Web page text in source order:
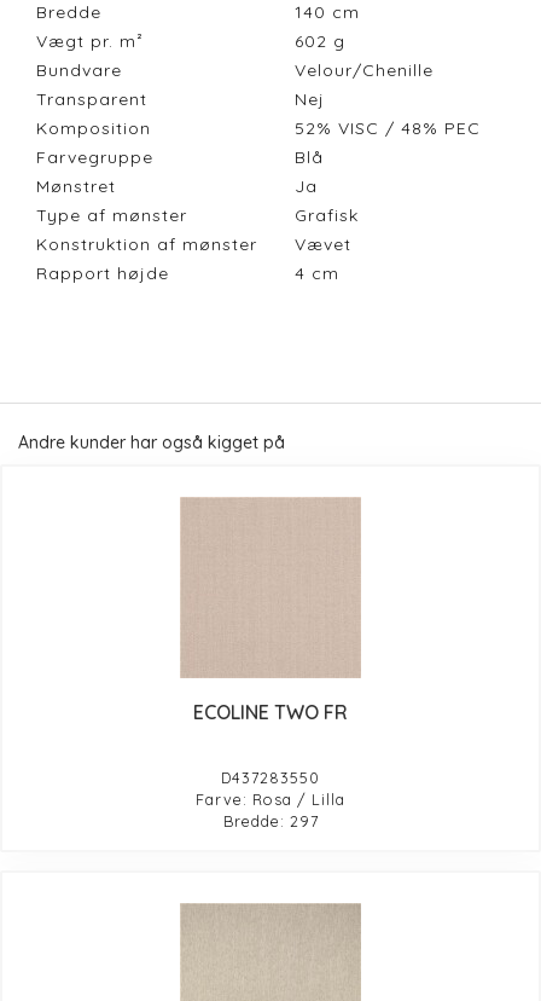
Bredde 140 cm
Vægt pr. m²
602 g
Bundvare
Velour/Chenille
Transparent
Nej
Komposition
52% VISC / 48% PEC
Farvegruppe
Blå
Mønstret
Ja
Type af mønster
Grafisk
Konstruktion af mønster
Vævet
Rapport højde
4 cm
Andre kunder har også kigget på
ECOLINE TWO FR
D437283550
Farve: Rosa / Lilla
Bredde: 297